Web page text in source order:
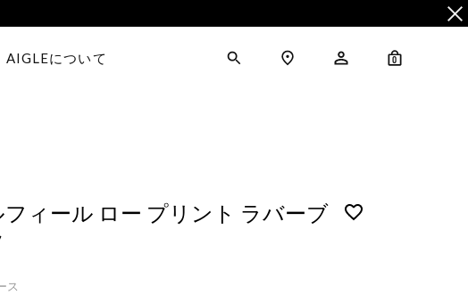
AIGLEについて 0
フィール ロー プリント ラバーブ
ス